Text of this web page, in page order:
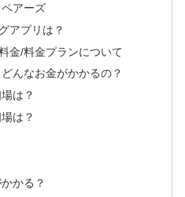
アーズ
アプリは？
金/料金プランについて
んなお金がかかるの？
は？
は？
かる？